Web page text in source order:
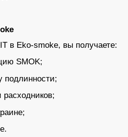
в Eko-smoke, вы получаете:
SMOK;
подлинности;